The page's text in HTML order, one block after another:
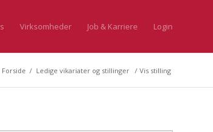
Virksomheder Job & Karriere Login
Forside / Ledige vikariater og stillinger / Vis stilling